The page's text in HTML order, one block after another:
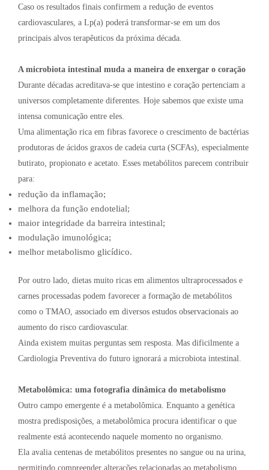
Caso os resultados finais confirmem a redução de eventos
cardiovasculares, a Lp(a) poderá transformar-se em um dos
principais alvos terapêuticos da próxima década.
A microbiota intestinal muda a maneira de enxergar o coração
Durante décadas acreditava-se que intestino e coração pertenciam a
universos completamente diferentes. Hoje sabemos que existe uma
intensa comunicação entre eles.
Uma alimentação rica em fibras favorece o crescimento de bactérias
produtoras de ácidos graxos de cadeia curta (SCFAs), especialmente
butirato, propionato e acetato. Esses metabólitos parecem contribuir
para:
redução da inflamação;
melhora da função endotelial;
maior integridade da barreira intestinal;
modulação imunológica;
melhor metabolismo glicídico.
Por outro lado, dietas muito ricas em alimentos ultraprocessados e
carnes processadas podem favorecer a formação de metabólitos
como o TMAO, associado em diversos estudos observacionais ao
aumento do risco cardiovascular.
Ainda existem muitas perguntas sem resposta. Mas dificilmente a
Cardiologia Preventiva do futuro ignorará a microbiota intestinal.
Metabolômica: uma fotografia dinâmica do metabolismo
Outro campo emergente é a metabolômica. Enquanto a genética
mostra predisposições, a metabolômica procura identificar o que
realmente está acontecendo naquele momento no organismo.
Ela avalia centenas de metabólitos presentes no sangue ou na urina,
permitindo compreender alterações relacionadas ao metabolismo